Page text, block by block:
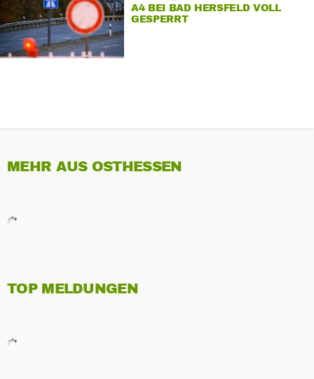
A4 BEI BAD HERSFELD VOLL
GESPERRT
MEHR AUS OSTHESSEN
TOP MELDUNGEN